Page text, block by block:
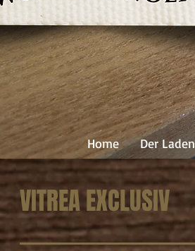
Home Der Laden
VITREA EXCLUSIV